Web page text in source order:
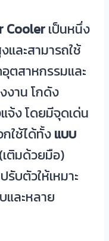
Coolerเป็นหนึ่ง
และสามารถใช้
ตสาหกรรมและ
งาน โกดัง
จ้ง โดยมีจุดเด่น
ใช้ได้ทั้งแบบ
(เติมด้วยมือ)
บตัวให้เหมาะ
และหลาย